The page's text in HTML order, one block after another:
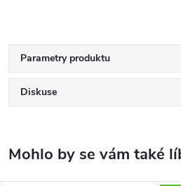
Parametry produktu
Diskuse